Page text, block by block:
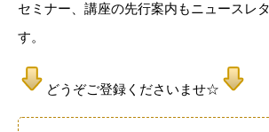
セミナー、講座の先行案内もニュースレ
す。
どうぞご登録くださいませ☆